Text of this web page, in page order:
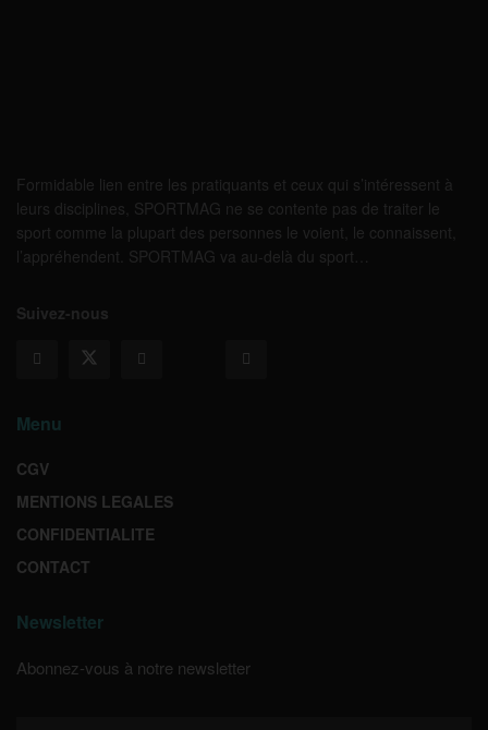
Formidable lien entre les pratiquants et ceux qui s’intéressent à
leurs disciplines, SPORTMAG ne se contente pas de traiter le
sport comme la plupart des personnes le voient, le connaissent,
l’appréhendent. SPORTMAG va au-delà du sport…
Suivez-nous
Menu
CGV
MENTIONS LEGALES
CONFIDENTIALITE
CONTACT
Newsletter
Abonnez-vous à notre newsletter